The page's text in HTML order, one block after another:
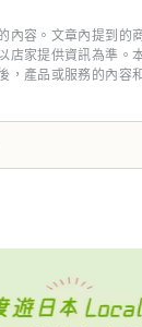
京都、大阪、關
同建構文化藝術
並致力於創造一個
望世博會能成為
學技術和經濟領
北區梅田3-4-5，
內容。文章內提到的
店家提供資訊為準。
，產品或服務的內容